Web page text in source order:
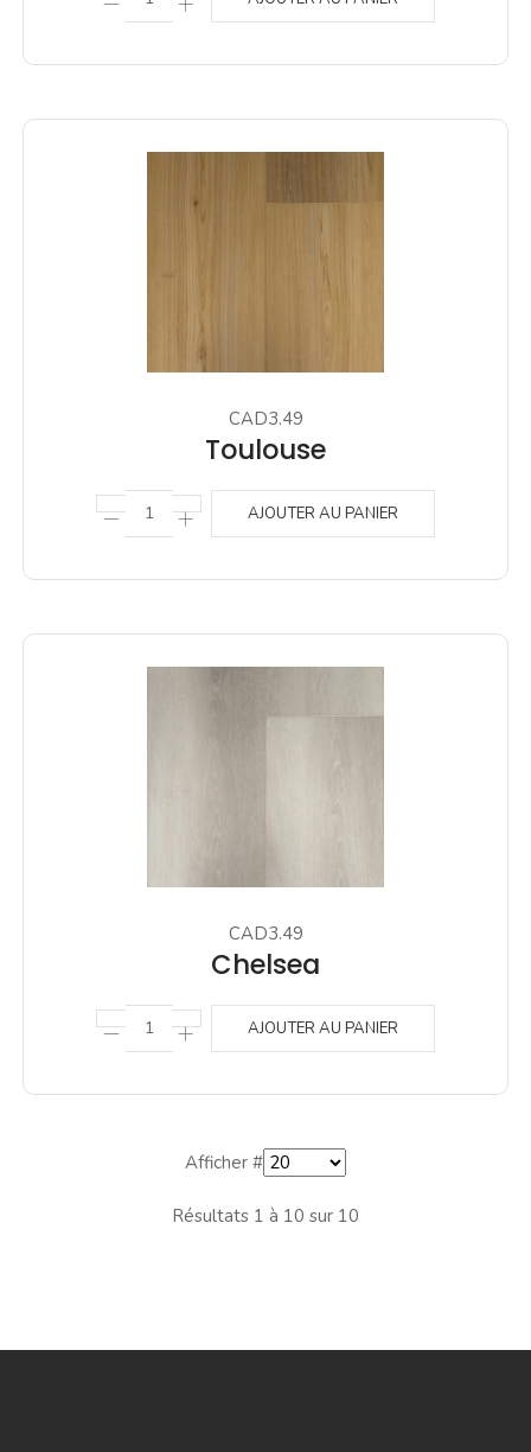
CAD3.49
Toulouse
AJOUTER AU PANIER
CAD3.49
Chelsea
AJOUTER AU PANIER
Afficher #
Résultats 1 à 10 sur 10